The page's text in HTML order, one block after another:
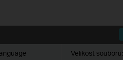
Velikost souboru: